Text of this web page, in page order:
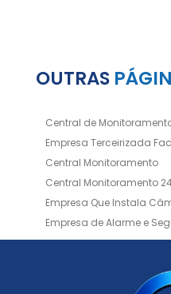
OUTRAS
Central de
Empresa Terceirizada
Central Monitoramento
Central Monitoramento
Empresa Que Instala
Empresa de Alarme e
Empresa de Alarmes
Empresa de Instalação